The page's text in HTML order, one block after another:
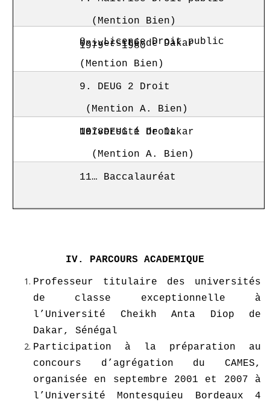
1979 - 1980
(Mention Bien)
Université de Dakar
1979
8.. Licence Droit public
(Mention Bien)
Université de Dakar
1978
9. DEUG 2 Droit
(Mention A. Bien)
Université de Dakar
1977
10. DEUG 1 Droit
(Mention A. Bien)
Université de Dakar
11… Baccalauréat
IV. PARCOURS ACADEMIQUE
Professeur titulaire des universités
de classe exceptionnelle à
l’Université Cheikh Anta Diop de
Dakar, Sénégal
Participation à la préparation au
concours d’agrégation du CAMES,
organisée en septembre 2001 et 2007 à
l’Université Montesquieu Bordeaux 4